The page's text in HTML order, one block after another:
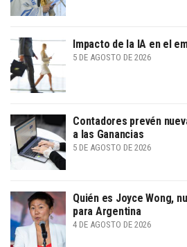
Impacto de la IA en el
5 DE AGOSTO DE 2026
Contadores prevén
a las Ganancias
5 DE AGOSTO DE 2026
Quién es Joyce Wong,
para Argentina
4 DE AGOSTO DE 2026